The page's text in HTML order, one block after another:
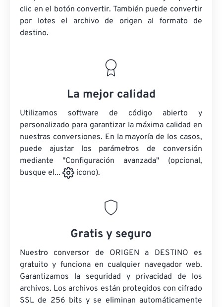
clic en el botón convertir. También puede convertir
por lotes el archivo de origen al formato de
destino.
La mejor calidad
Utilizamos software de código abierto y
personalizado para garantizar la máxima calidad en
nuestras conversiones. En la mayoría de los casos,
puede ajustar los parámetros de conversión
mediante "Configuración avanzada" (opcional,
busque el...
icono).
Gratis y seguro
Nuestro conversor de ORIGEN a DESTINO es
gratuito y funciona en cualquier navegador web.
Garantizamos la seguridad y privacidad de los
archivos. Los archivos están protegidos con cifrado
SSL de 256 bits y se eliminan automáticamente